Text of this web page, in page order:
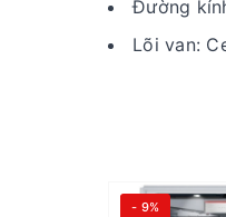
Đường
Lõi van:
- 9%